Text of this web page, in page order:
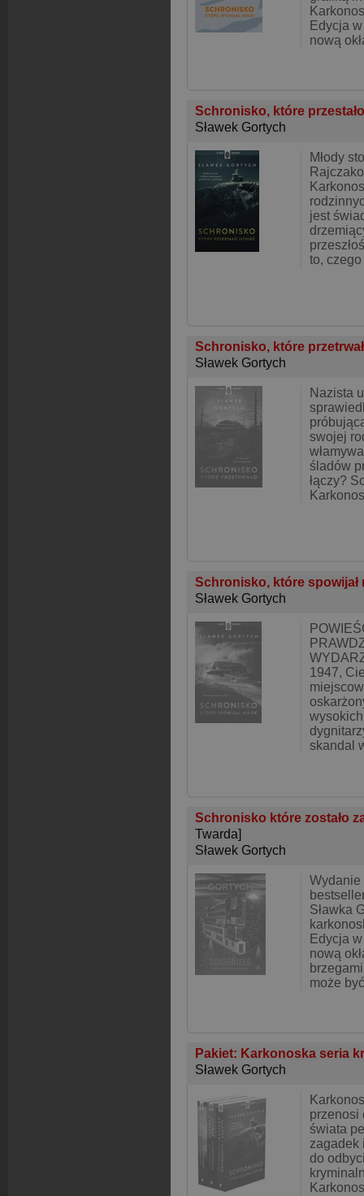
Edycja
nową
Schronisko, które
Sławek Gortych
Młody
jest
to,
Schronisko, które
Sławek Gortych
Nazista
swojej
śladów
łączy?
Schronisko, które
Sławek Gortych
1947,
skandal
Schronisko które zostało
Twarda]
Sławek Gortych
Wydanie
Sławka
Edycja
nową
może
Pakiet: Karkonoska seria
Sławek Gortych
przenosi
świata
zagadek
do